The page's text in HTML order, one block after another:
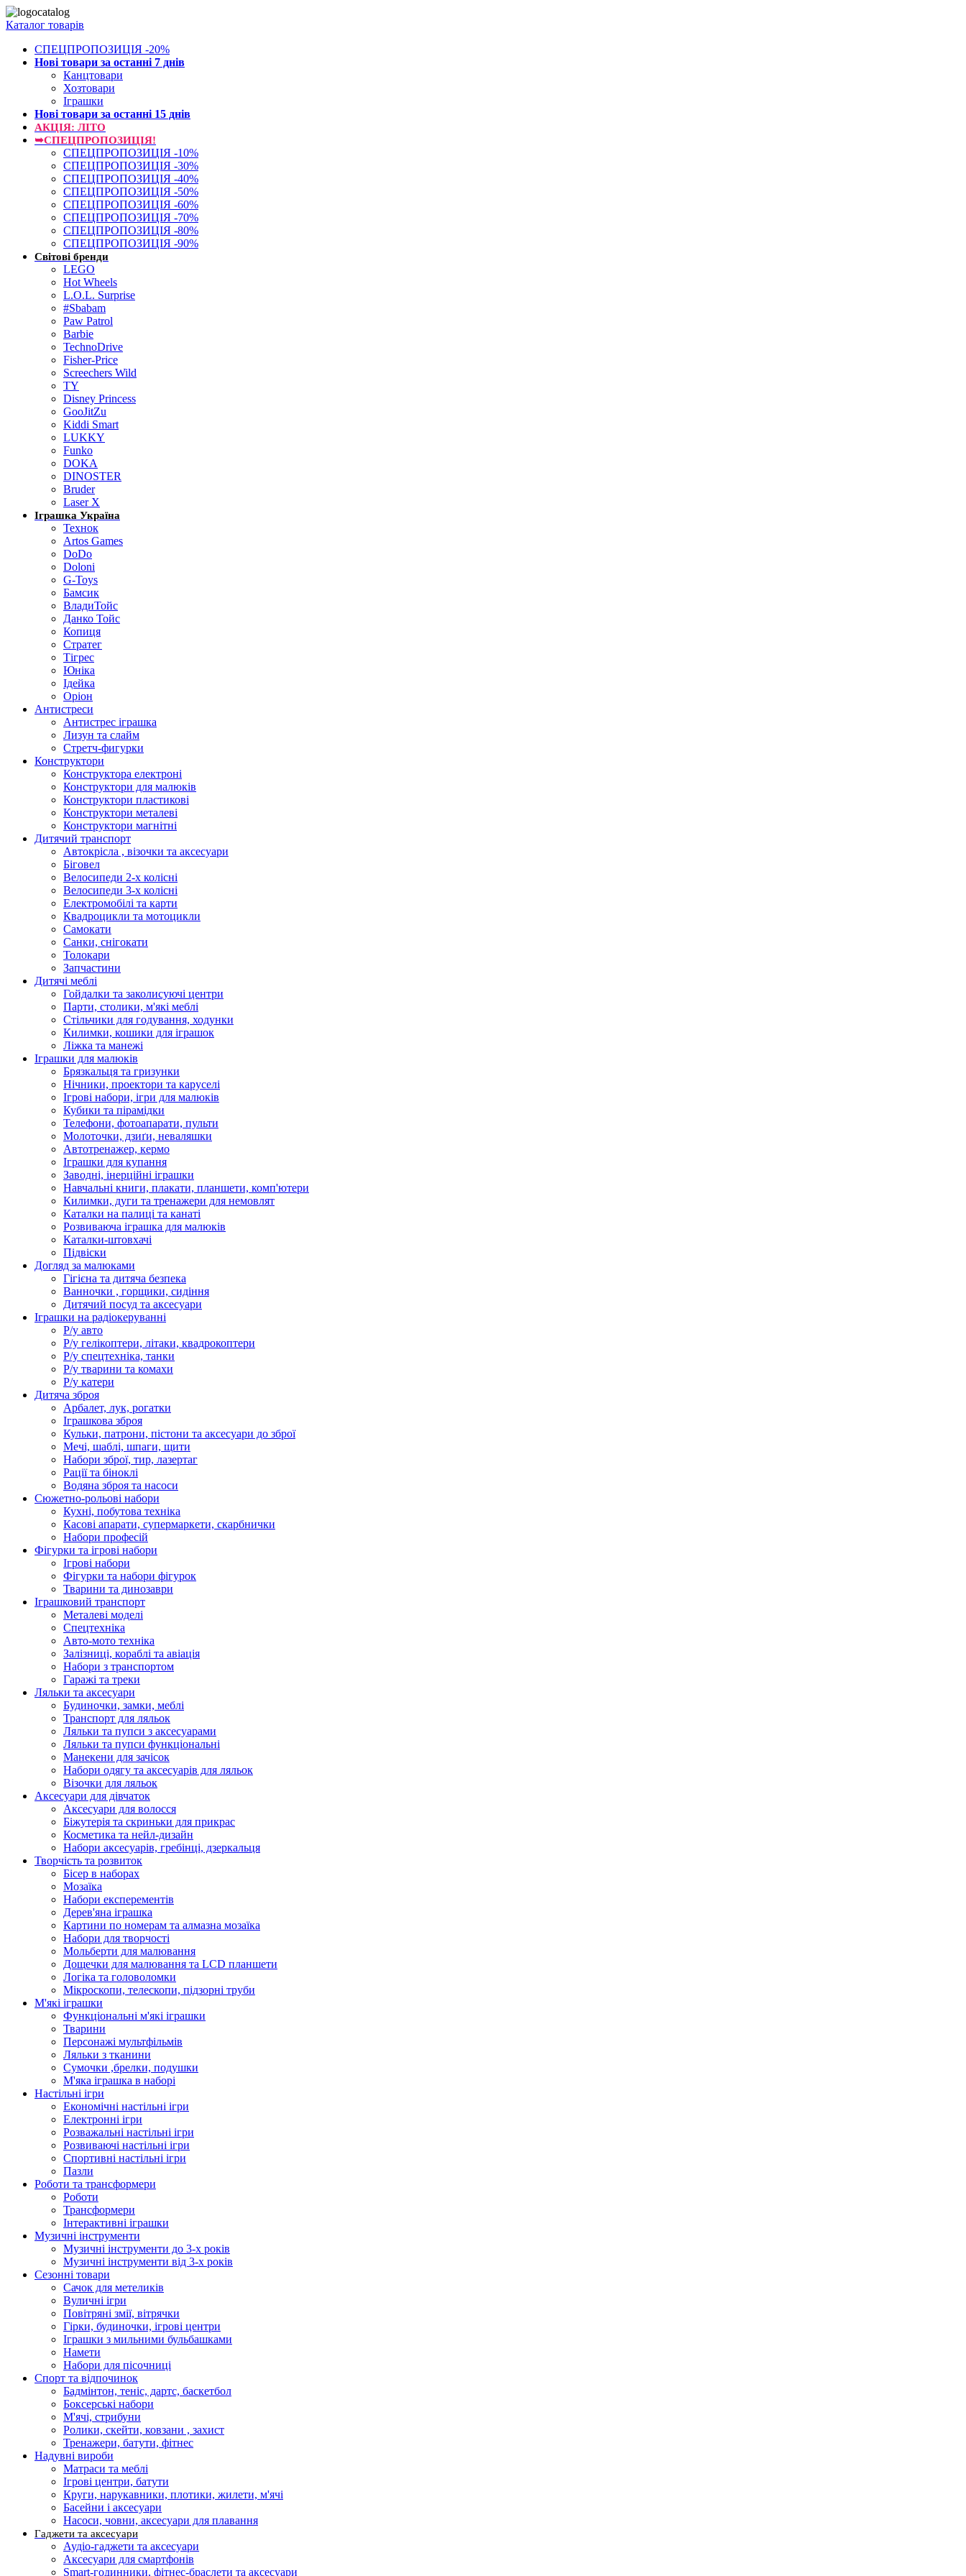
Каталог товарів
СПЕЦПРОПОЗИЦІЯ -20%
Нові товари за останнi 7 днiв
Канцтовари
Хозтовари
Іграшки
Нові товари за останнi 15 днiв
АКЦІЯ: ЛІТО
➥СПЕЦПРОПОЗИЦІЯ!
СПЕЦПРОПОЗИЦІЯ -10%
СПЕЦПРОПОЗИЦІЯ -30%
СПЕЦПРОПОЗИЦІЯ -40%
СПЕЦПРОПОЗИЦІЯ -50%
СПЕЦПРОПОЗИЦІЯ -60%
СПЕЦПРОПОЗИЦІЯ -70%
СПЕЦПРОПОЗИЦІЯ -80%
СПЕЦПРОПОЗИЦІЯ -90%
Світові бренди
LEGO
Hot Wheels
L.O.L. Surprise
#Sbabam
Paw Patrol
Barbie
TechnoDrive
Fisher-Price
Screechers Wild
TY
Disney Princess
GooJitZu
Kiddi Smart
LUKKY
Funko
DOKA
DINOSTER
Bruder
Laser X
Іграшка Україна
Технок
Artos Games
DoDo
Doloni
G-Toys
Бамсик
ВладиТойс
Данко Тойс
Копиця
Стратег
Тігрес
Юніка
Ідейка
Оріон
Антистреси
Антистрес іграшка
Лизун та слайм
Стретч-фигурки
Конструктори
Конструктора електроні
Конструктори для малюків
Конструктори пластикові
Конструктори металеві
Конструктори магнітні
Дитячий транспорт
Автокрісла , візочки та аксесуари
Біговел
Велосипеди 2-х колісні
Велосипеди 3-х колісні
Електромобілі та карти
Квадроцикли та мотоцикли
Самокати
Санки, снігокати
Толокари
Запчастини
Дитячі меблі
Гойдалки та заколисуючі центри
Парти, столики, м'які меблі
Стільчики для годування, ходунки
Килимки, кошики для іграшок
Ліжка та манежі
Іграшки для малюків
Брязкальця та гризунки
Нічники, проектори та каруселі
Ігрові набори, ігри для малюків
Кубики та пірамідки
Телефони, фотоапарати, пульти
Молоточки, дзиґи, неваляшки
Автотренажер, кермо
Іграшки для купання
Заводні, інерційні іграшки
Навчальні книги, плакати, планшети, комп'ютери
Килимки, дуги та тренажери для немовлят
Каталки на палиці та канаті
Розвиваюча іграшка для малюків
Каталки-штовхачі
Підвіски
Догляд за малюками
Гігієна та дитяча безпека
Ванночки , горщики, сидіння
Дитячий посуд та аксесуари
Іграшки на радіокеруванні
Р/у авто
Р/у гелікоптери, літаки, квадрокоптери
Р/у спецтехніка, танки
Р/у тварини та комахи
Р/у катери
Дитяча зброя
Арбалет, лук, рогатки
Іграшкова зброя
Кульки, патрони, пістони та аксесуари до зброї
Мечі, шаблі, шпаги, щити
Набори зброї, тир, лазертаг
Рації та біноклі
Водяна зброя та насоси
Сюжетно-рольові набори
Кухні, побутова техніка
Касові апарати, супермаркети, скарбнички
Набори професій
Фігурки та ігрові набори
Ігрові набори
Фігурки та набори фігурок
Тварини та динозаври
Іграшковий транспорт
Металеві моделі
Спецтехніка
Авто-мото техніка
Залізниці, кораблі та авіація
Набори з транспортом
Гаражі та треки
Ляльки та аксесуари
Будиночки, замки, меблі
Транспорт для ляльок
Ляльки та пупси з аксесуарами
Ляльки та пупси функціональні
Манекени для зачісок
Набори одягу та аксесуарів для ляльок
Візочки для ляльок
Аксесуари для дівчаток
Аксесуари для волосся
Біжутерія та скриньки для прикрас
Косметика та нейл-дизайн
Набори аксесуарів, гребінці, дзеркальця
Творчість та розвиток
Бісер в наборах
Мозаїка
Набори експерементів
Дерев'яна іграшка
Картини по номерам та алмазна мозаїка
Набори для творчості
Мольберти для малювання
Дощечки для малювання та LCD планшети
Логіка та головоломки
Мікроскопи, телескопи, підзорні труби
М'які іграшки
Функціональні м'які іграшки
Тварини
Персонажі мультфільмів
Ляльки з тканини
Сумочки ,брелки, подушки
М'яка іграшка в наборі
Настільні ігри
Економічні настільні ігри
Електронні ігри
Розважальні настільні ігри
Розвиваючі настільні ігри
Спортивні настільні ігри
Пазли
Роботи та трансформери
Роботи
Трансформери
Інтерактивні іграшки
Музичні інструменти
Музичні інструменти до 3-х років
Музичні інструменти від 3-х років
Сезонні товари
Сачок для метеликів
Вуличні ігри
Повітряні змії, вітрячки
Гірки, будиночки, ігрові центри
Іграшки з мильними бульбашками
Намети
Набори для пісочниці
Спорт та відпочинок
Бадмінтон, теніс, дартс, баскетбол
Боксерські набори
М'ячі, стрибуни
Ролики, скейти, ковзани , захист
Тренажери, батути, фітнес
Надувні вироби
Матраси та меблі
Ігрові центри, батути
Круги, нарукавники, плотики, жилети, м'ячі
Басейни і аксесуари
Насоси, човни, аксесуари для плавання
Гаджети та аксесуари
Аудіо-гаджети та аксесуари
Аксесуари для смартфонів
Smart-годинники, фітнес-браслети та аксесуари